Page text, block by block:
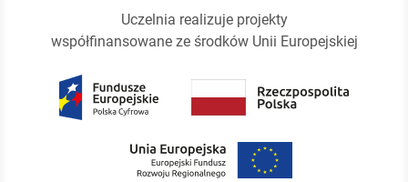
Uczelnia realizuje projekty
współfinansowane ze środków Unii Europejskiej